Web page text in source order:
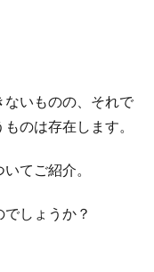
いものの、それで
のは存在します。
てご紹介。
しょうか？